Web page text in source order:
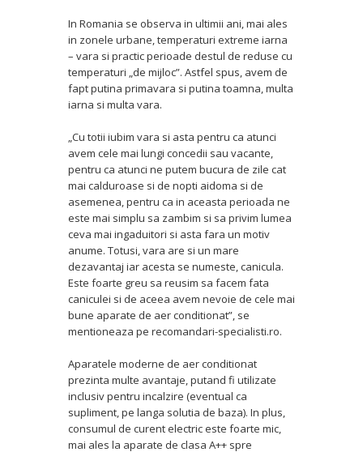
In Romania se observa in ultimii ani, mai ales
in zonele urbane, temperaturi extreme iarna
– vara si practic perioade destul de reduse cu
temperaturi „de mijloc”. Astfel spus, avem de
fapt putina primavara si putina toamna, multa
iarna si multa vara.
„Cu totii iubim vara si asta pentru ca atunci
avem cele mai lungi concedii sau vacante,
pentru ca atunci ne putem bucura de zile cat
mai calduroase si de nopti aidoma si de
asemenea, pentru ca in aceasta perioada ne
este mai simplu sa zambim si sa privim lumea
ceva mai ingaduitori si asta fara un motiv
anume. Totusi, vara are si un mare
dezavantaj iar acesta se numeste, canicula.
Este foarte greu sa reusim sa facem fata
caniculei si de aceea avem nevoie de cele mai
bune aparate de aer conditionat”, se
mentioneaza pe recomandari-specialisti.ro.
Aparatele moderne de aer conditionat
prezinta multe avantaje, putand fi utilizate
inclusiv pentru incalzire (eventual ca
supliment, pe langa solutia de baza). In plus,
consumul de curent electric este foarte mic,
mai ales la aparate de clasa A++ spre